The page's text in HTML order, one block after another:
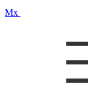
Mx